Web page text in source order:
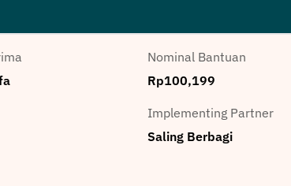
Nominal Bantuan
Rp100,199
Implementing Partner
Saling Berbagi